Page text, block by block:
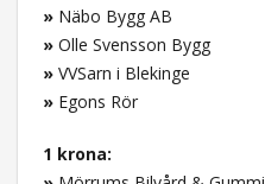
» Näbo Bygg AB
» Olle Svensson Bygg
» VVSarn i Blekinge
» Egons Rör
1 krona: